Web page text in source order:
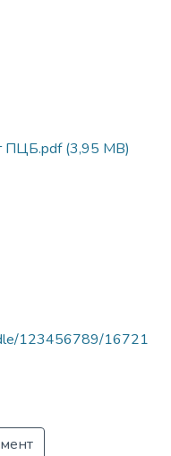
ПЦБ.pdf(3,95 MB)
123456789/16721